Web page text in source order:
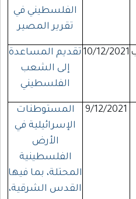
الفلسطيني في
تقرير المصير
10/12/2021 تقديم المساعدة
إلى الشعب
الفلسطيني
9/12/2021 المستوطنات
الإسرائيلية في
الأرض
الفلسطينية
المحتلة، بما فيها
القدس الشرقية،